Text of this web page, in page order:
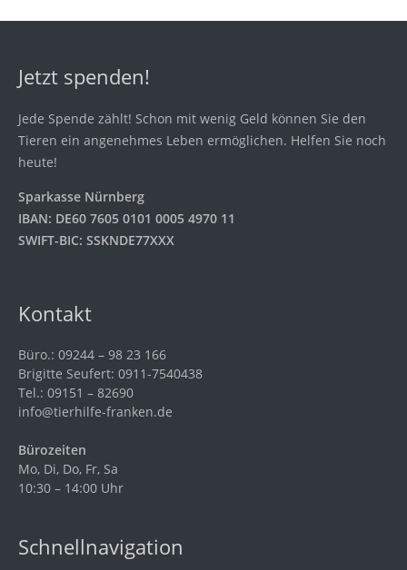
Jetzt spenden!
Jede Spende zählt! Schon mit wenig Geld können Sie den
Tieren ein angenehmes Leben ermöglichen. Helfen Sie noch
heute!
Sparkasse Nürnberg
IBAN: DE60 7605 0101 0005 4970 11
SWIFT-BIC: SSKNDE77XXX
Kontakt
Büro.: 09244 – 98 23 166
Brigitte Seufert: 0911-7540438
Tel.: 09151 – 82690
info@tierhilfe-franken.de
Bürozeiten
Mo, Di, Do, Fr, Sa
10:30 – 14:00 Uhr
Schnellnavigation